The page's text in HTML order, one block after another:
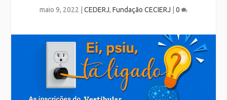
maio 9, 2022 CEDERJ, Fundação CECIERJ 0